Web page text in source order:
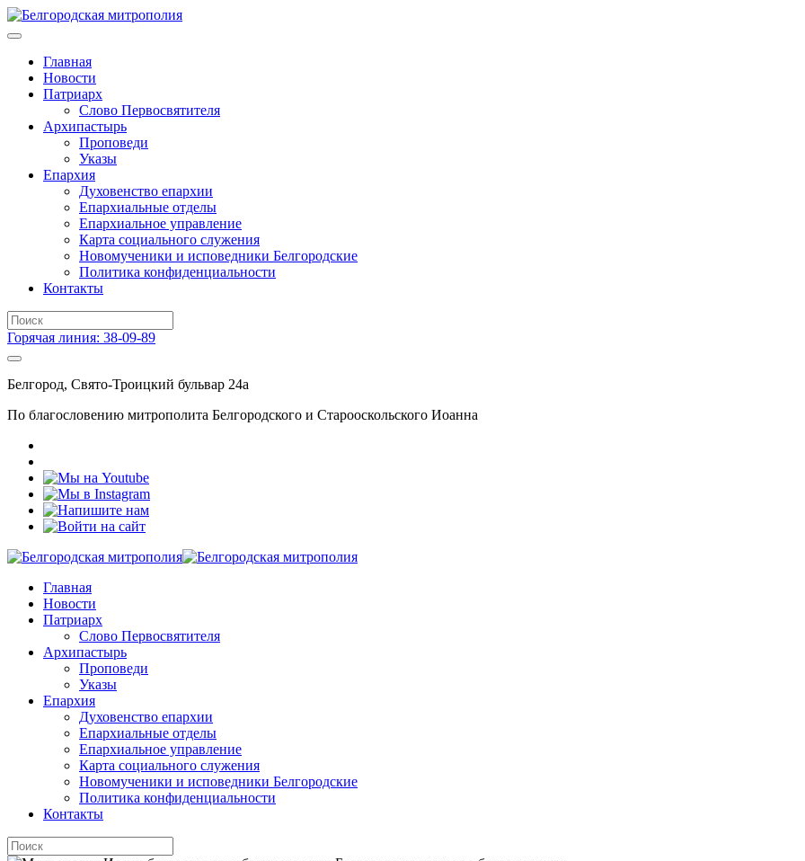
Главная
Новости
Патриарх
Слово Первосвятителя
Архипастырь
Проповеди
Указы
Епархия
Духовенство епархии
Епархиальные отделы
Епархиальное управление
Карта социального служения
Новомученики и исповедники Белгородские
Политика конфиденциальности
Контакты
Горячая линия: 38-09-89
Белгород, Свято-Троицкий бульвар 24а
По благословению митрополита Белгородского и Старооскольского Иоанна
Главная
Новости
Патриарх
Слово Первосвятителя
Архипастырь
Проповеди
Указы
Епархия
Духовенство епархии
Епархиальные отделы
Епархиальное управление
Карта социального служения
Новомученики и исповедники Белгородские
Политика конфиденциальности
Контакты